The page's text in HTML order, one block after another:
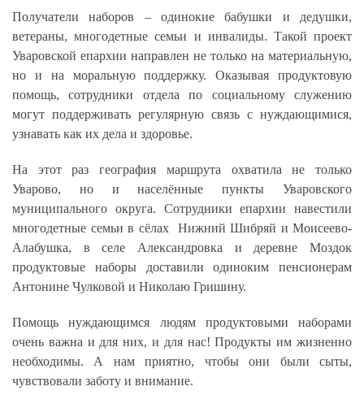
Получатели наборов – одинокие бабушки и дедушки,
ветераны, многодетные семьи и инвалиды. Такой проект
Уваровской епархии направлен не только на материальную,
но и на моральную поддержку. Оказывая продуктовую
помощь, сотрудники отдела по социальному служению
могут поддерживать регулярную связь с нуждающимися,
узнавать как их дела и здоровье.
На этот раз география маршрута охватила не только
Уварово, но и населённые пункты Уваровского
муниципального округа. Сотрудники епархии навестили
многодетные семьи в сёлах Нижний Шибряй и Моисеево-
Алабушка, в селе Александровка и деревне Моздок
продуктовые наборы доставили одиноким пенсионерам
Антонине Чулковой и Николаю Гришину.
Помощь нуждающимся людям продуктовыми наборами
очень важна и для них, и для нас! Продукты им жизненно
необходимы. А нам приятно, чтобы они были сыты,
чувствовали заботу и внимание.